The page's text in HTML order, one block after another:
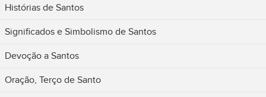
Histórias de Santos
Significados e Simbolismo de Santos
Devoção a Santos
Oração, Terço de Santo